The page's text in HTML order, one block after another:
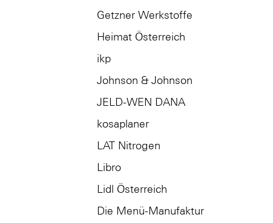
Getzner Werkstoffe
Heimat Österreich
ikp
Johnson & Johnson
JELD-WEN DANA
kosaplaner
LAT Nitrogen
Libro
Lidl Österreich
Die Menü-Manufaktur